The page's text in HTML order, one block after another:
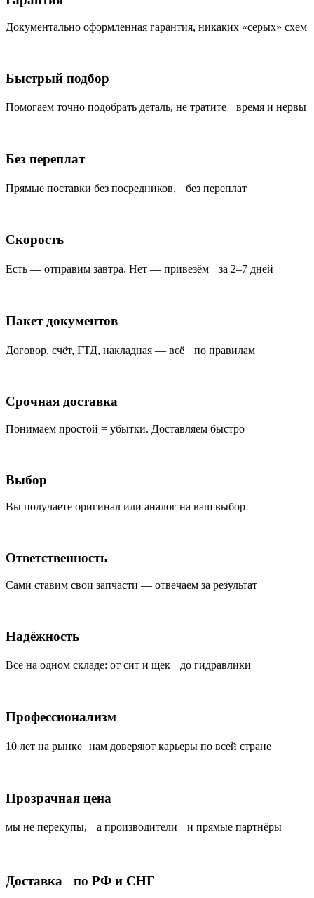
Документально оформленная гарантия, никаких «серых» схем
Быстрый подбор
Помогаем точно подобрать деталь, не тратите время и нервы
Без переплат
Прямые поставки без посредников, без переплат
Скорость
Есть — отправим завтра. Нет — привезём за 2–7 дней
Пакет документов
Договор, счёт, ГТД, накладная — всё по правилам
Срочная доставка
Понимаем простой = убытки. Доставляем быстро
Выбор
Вы получаете оригинал или аналог на ваш выбор
Ответственность
Сами ставим свои запчасти — отвечаем за результат
Надёжность
Всё на одном складе: от сит и щек до гидравлики
Профессионализм
10 лет на рынке нам доверяют карьеры по всей стране
Прозрачная цена
мы не перекупы, а производители и прямые партнёры
Доставка по РФ и СНГ